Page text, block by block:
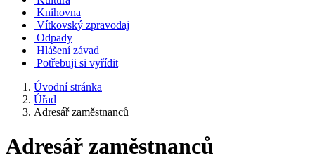
Knihovna
Vítkovský zpravodaj
Odpady
Hlášení závad
Potřebuji si vyřídit
Úvodní stránka
Úřad
Adresář zaměstnanců
Adresář zaměstnanců